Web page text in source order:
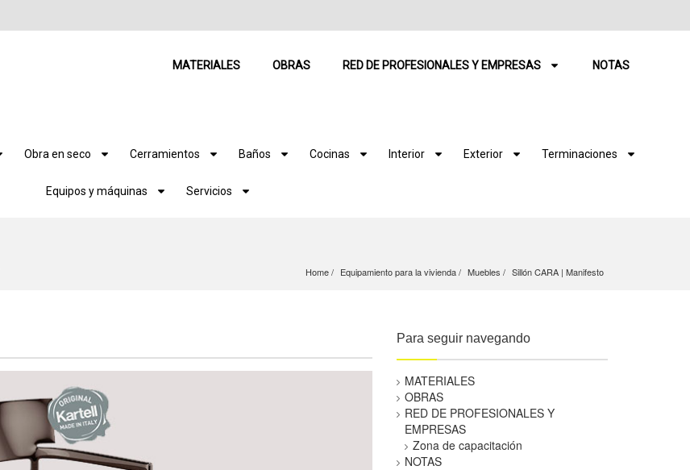
MATERIALES OBRAS RED DE PROFESIONALES Y EMPRESAS NOTAS
Obra en seco Cerramientos Baños Cocinas Interior Exterior Terminaciones
Equipos y máquinas Servicios
Home Equipamiento para la vivienda Muebles Sillón CARA | Manifesto
Para seguir navegando
MATERIALES
OBRAS
RED DE PROFESIONALES Y
EMPRESAS
Zona de capacitación
NOTAS